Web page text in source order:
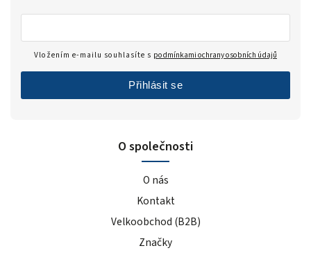
O společnosti
O nás
Kontakt
Velkoobchod (B2B)
Značky
Vložením e-mailu souhlasíte s podmínkami ochrany osobních údajů
Přihlásit se